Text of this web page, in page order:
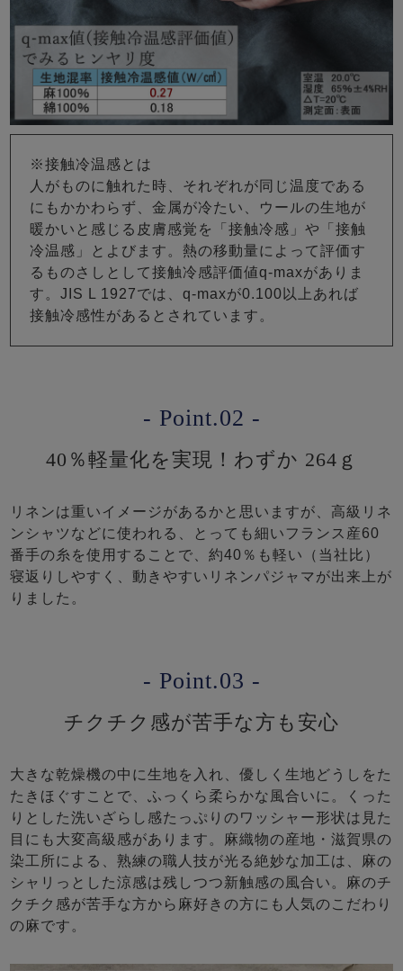
※接触冷温感とは
人がものに触れた時、それぞれが同じ温度である
にもかかわらず、金属が冷たい、ウールの生地が
暖かいと感じる皮膚感覚を「接触冷感」や「接触
冷温感」とよびます。熱の移動量によって評価す
るものさしとして接触冷感評価値q-maxがありま
す。JIS L 1927では、q-maxが0.100以上あれば
接触冷感性があるとされています。
- Point.02 -
40％軽量化を実現！わずか 264ｇ
リネンは重いイメージがあるかと思いますが、高級リネ
ンシャツなどに使われる、とっても細いフランス産60
番手の糸を使用することで、約40％も軽い（当社比）
寝返りしやすく、動きやすいリネンパジャマが出来上が
りました。
- Point.03 -
チクチク感が苦手な方も安心
大きな乾燥機の中に生地を入れ、優しく生地どうしをた
たきほぐすことで、ふっくら柔らかな風合いに。くった
りとした洗いざらし感たっぷりのワッシャー形状は見た
目にも大変高級感があります。麻織物の産地・滋賀県の
染工所による、熟練の職人技が光る絶妙な加工は、麻の
シャリっとした涼感は残しつつ新触感の風合い。麻のチ
クチク感が苦手な方から麻好きの方にも人気のこだわり
の麻です。